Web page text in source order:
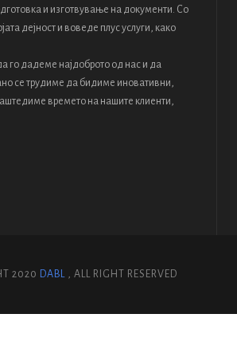
и изготвување на документи. Со
дејност и воведе плус услуги, како
го дадеме најдоброто од нас и да
се трудиме да бидиме иновативни,
времето на нашите клиенти,
2020 DABL, ALL RIGHT RESERVED